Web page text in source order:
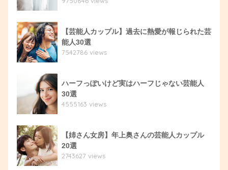
【芸能人カップル】過去に熱愛が報じられた芸
能人30選
7542786 views
ハーフっぽいけど実はハーフじゃない芸能人
30選
4555163 views
【姉さん女房】年上奥さんの芸能人カップル
20選
2743627 views